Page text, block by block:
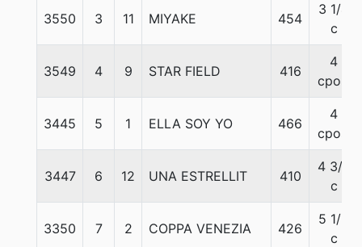
3550 3 11 MIYAKE 454
3 1/4
c
3549 4 9 STAR FIELD 416
4
cpos.
3445 5 1 ELLA SOY YO 466
4
cpos.
3447 6 12 UNA ESTRELLIT 410
4 3/4
c
3350 7 2 COPPA VENEZIA 426
5 1/2
c